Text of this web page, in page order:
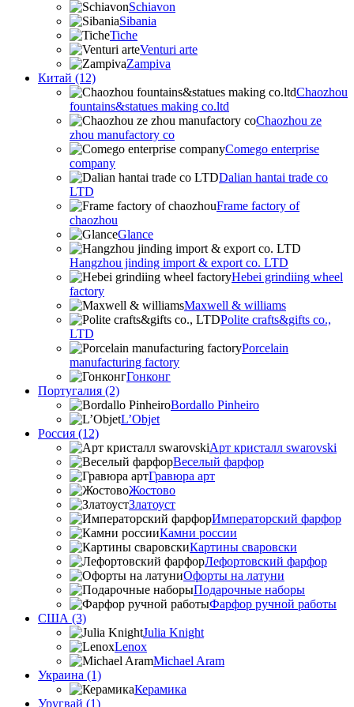
Schiavon
Sibania
Tiche
Venturi arte
Zampiva
Китай (12)
Chaozhou
fountains&statues making co.ltd
Chaozhou ze
zhou manufactory co
Comego enterprise
company
Dalian hantai trade co
LTD
Frame factory of
chaozhou
Glance
Hangzhou jinding import & export co. LTD
Hebei grindiing wheel
factory
Maxwell & williams
Polite crafts&gifts co.,
LTD
Porcelain
manufacturing factory
Гонконг
Португалия (2)
Bordallo Pinheiro
L’Objet
Россия (12)
Арт кристалл swarovski
Веселый фарфор
Гравюра арт
Жостово
Златоуст
Императорский фарфор
Камни россии
Картины сваровски
Лефортовский фарфор
Офорты на латуни
Подарочные наборы
Фарфор ручной работы
США (3)
Julia Knight
Lenox
Michael Aram
Украина (1)
Керамика
Уругвай (1)